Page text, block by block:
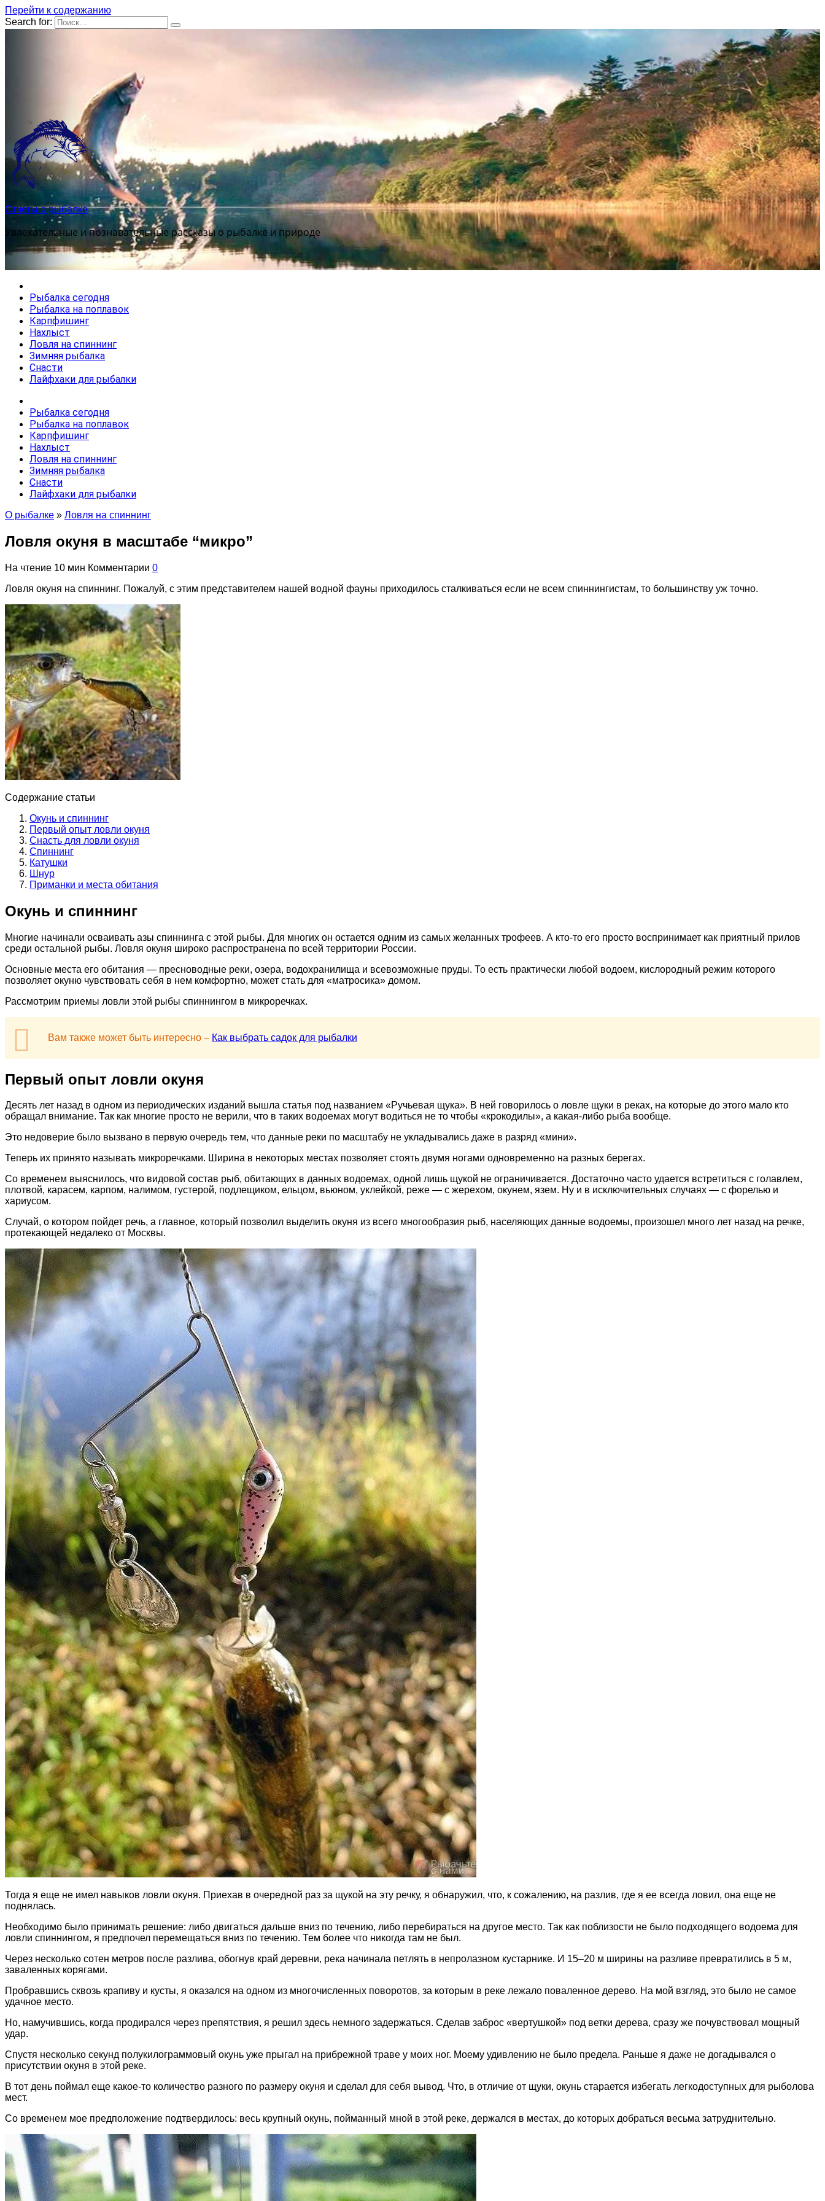
Перейти к содержанию
Search for:
Отчеты о рыбалке
Увлекательные и познавательные рассказы о рыбалке и природе
Рыбалка сегодня
Рыбалка на поплавок
Карпфишинг
Нахлыст
Ловля на спиннинг
Зимняя рыбалка
Снасти
Лайфхаки для рыбалки
Рыбалка сегодня
Рыбалка на поплавок
Карпфишинг
Нахлыст
Ловля на спиннинг
Зимняя рыбалка
Снасти
Лайфхаки для рыбалки
О рыбалке » Ловля на спиннинг
Ловля окуня в масштабе “микро”
На чтение 10 мин Комментарии 0
Ловля окуня на спиннинг. Пожалуй, с этим представителем нашей водной фауны приходилось сталкиваться если не всем спиннингистам, то большинству уж точно.
Содержание статьи
Окунь и спиннинг
Первый опыт ловли окуня
Снасть для ловли окуня
Спиннинг
Катушки
Шнур
Приманки и места обитания
Окунь и спиннинг
Многие начинали осваивать азы спиннинга с этой рыбы. Для многих он остается одним из самых желанных трофеев. А кто-то его просто воспринимает как приятный прилов
среди остальной рыбы. Ловля окуня широко распространена по всей территории России.
Основные места его обитания — пресноводные реки, озера, водохранилища и всевозможные пруды. То есть практически любой водоем, кислородный режим которого
позволяет окуню чувствовать себя в нем комфортно, может стать для «матросика» домом.
Рассмотрим приемы ловли этой рыбы спиннингом в микроречках.
Вам также может быть интересно – Как выбрать садок для рыбалки
Первый опыт ловли окуня
Десять лет назад в одном из периодических изданий вышла статья под названием «Ручьевая щука». В ней говорилось о ловле щуки в реках, на которые до этого мало кто
обращал внимание. Так как многие просто не верили, что в таких водоемах могут водиться не то чтобы «крокодилы», а какая-либо рыба вообще.
Это недоверие было вызвано в первую очередь тем, что данные реки по масштабу не укладывались даже в разряд «мини».
Теперь их принято называть микроречками. Ширина в некоторых местах позволяет стоять двумя ногами одновременно на разных берегах.
Со временем выяснилось, что видовой состав рыб, обитающих в данных водоемах, одной лишь щукой не ограничивается. Достаточно часто удается встретиться с голавлем,
плотвой, карасем, карпом, налимом, густерой, подлещиком, ельцом, вьюном, уклейкой, реже — с жерехом, окунем, язем. Ну и в исключительных случаях — с форелью и
хариусом.
Случай, о котором пойдет речь, а главное, который позволил выделить окуня из всего многообразия рыб, населяющих данные водоемы, произошел много лет назад на речке,
протекающей недалеко от Москвы.
Тогда я еще не имел навыков ловли окуня. Приехав в очередной раз за щукой на эту речку, я обнаружил, что, к сожалению, на разлив, где я ее всегда ловил, она еще не
поднялась.
Необходимо было принимать решение: либо двигаться дальше вниз по течению, либо перебираться на другое место. Так как поблизости не было подходящего водоема для
ловли спиннингом, я предпочел перемещаться вниз по течению. Тем более что никогда там не был.
Через несколько сотен метров после разлива, обогнув край деревни, река начинала петлять в непролазном кустарнике. И 15–20 м ширины на разливе превратились в 5 м,
заваленных корягами.
Пробравшись сквозь крапиву и кусты, я оказался на одном из многочисленных поворотов, за которым в реке лежало поваленное дерево. На мой взгляд, это было не самое
удачное место.
Но, намучившись, когда продирался через препятствия, я решил здесь немного задержаться. Сделав заброс «вертушкой» под ветки дерева, сразу же почувствовал мощный
удар.
Спустя несколько секунд полукилограммовый окунь уже прыгал на прибрежной траве у моих ног. Моему удивлению не было предела. Раньше я даже не догадывался о
присутствии окуня в этой реке.
В тот день поймал еще какое-то количество разного по размеру окуня и сделал для себя вывод. Что, в отличие от щуки, окунь старается избегать легкодоступных для рыболова
мест.
Со временем мое предположение подтвердилось: весь крупный окунь, пойманный мной в этой реке, держался в местах, до которых добраться весьма затруднительно.